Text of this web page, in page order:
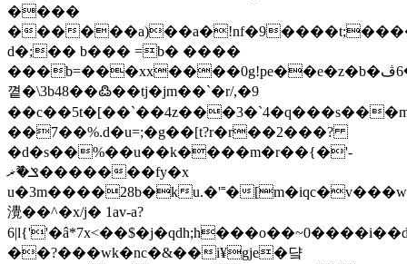
����
���
d�;�� b��� =b� ����
���b=���xx����0g!pe��e�z�b�ݡ�6ڤ������'�bk jr��rr�zm�x����y�
꼍�\3b48��߷��tj�jm��`�r/,�9
��7��%.d�u=;�g��[t?r�r��2���?
�d�s��%��u��k����m�r��{�'-
ݏ�ޫޜ�������fy�x
u�3m����28b�ku.�'˭�
灚��^�x/j� 1av-a?
��?���wk�nc�&��i¥gje�댴